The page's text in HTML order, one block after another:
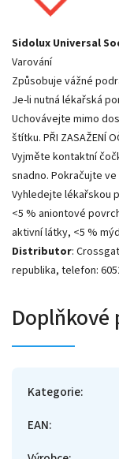
Sidolux Universal
Varování
Způsobuje vážné
Je-li nutná lékařská
Uchovávejte mimo
štítku. PŘI ZASAŽENÍ
Vyjměte kontaktní
snadno. Pokračujte
Vyhledejte lékařskou
<5 % aniontové
aktivní látky, <5 %
Distributor:
republika, telefon:
Kategorie:
EAN: